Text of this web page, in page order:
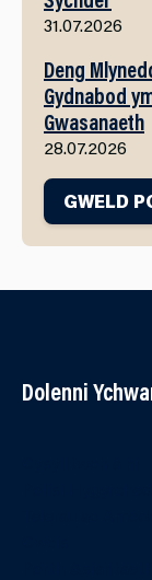
31.07.2026
Deng
Gydnabod
Gwasanaeth
28.07.2026
GWELD
Dolenni